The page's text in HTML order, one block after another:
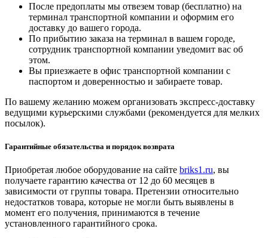
После предоплаты мы отвезем товар (бесплатно) на
терминал транспортной компании и оформим его
доставку до вашего города.
По прибытию заказа на терминал в вашем городе,
сотрудник транспортной компании уведомит вас об
этом.
Вы приезжаете в офис транспортной компании с
паспортом и доверенностью и забираете товар.
По вашему желанию можем организовать экспресс-доставку
ведущими курьерскими службами (рекомендуется для мелких
посылок).
Гарантийные обязательства и порядок возврата
Приобретая любое оборудование на сайте briks1.ru, вы
получаете гарантию качества от 12 до 60 месяцев в
зависимости от группы товара. Претензии относительно
недостатков товара, которые не могли быть выявлены в
момент его получения, принимаются в течение
установленного гарантийного срока.